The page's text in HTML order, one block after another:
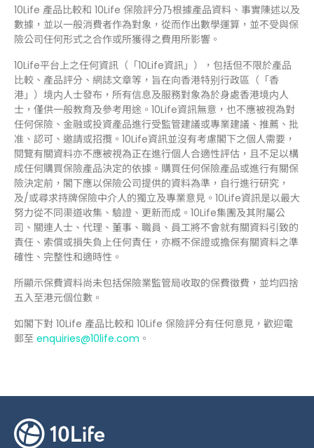
10Life 產品比較和 10Life 保險評分乃根據產品資料、事實陳述以及
數據，並以一般消費者作為對象，從而作出數學運算，並不受與保
險公司任何形式之合作或所獲得之費用所影響。
10Life平台上之任何資訊（「10Life資訊」），包括但不限於產品
比較、產品評分、網誌文章等，旨在向香港特别行政區（「香
港」）境内人士發布，所有信息及服務對象為於身處香港境内人
士，僅供一般教育及參考用途。10Life資訊無意，也不應被視為對
任何保險、金融或投資產品進行受監管建議或專業建議、推薦、批
准、認可、邀請或招攬。10Life資訊並沒有考慮閣下之個人需要，
閱覽有關資料亦不應被視為正在進行個人合適性評估，且不足以構
成任何購買保險產品決定的依據。購買任何保險產品或進行有關保
險決定前，閣下應以保險公司提供的資料為準，自行進行研究，
及/或尋求持牌保險中介人的獨立及專業意見。10Life資訊是以最大
努力從不同渠道收集、驗證、更新而成。10Life集團及其附屬公
司、關連人士、代理、董事、職員、員工將不會就有關資料引致的
責任、索償或損失負上任何責任，亦概不保證或擔保有關資料之準
確性、完整性和適時性。
所顯示保費資料尚未包括保險業監管局收取的保費徵費，並均四捨
五入至港元個位數。
如閣下對 10Life 產品比較和 10Life 保險評分有任何意見，歡迎電
郵至 enquiries@10life.com 。